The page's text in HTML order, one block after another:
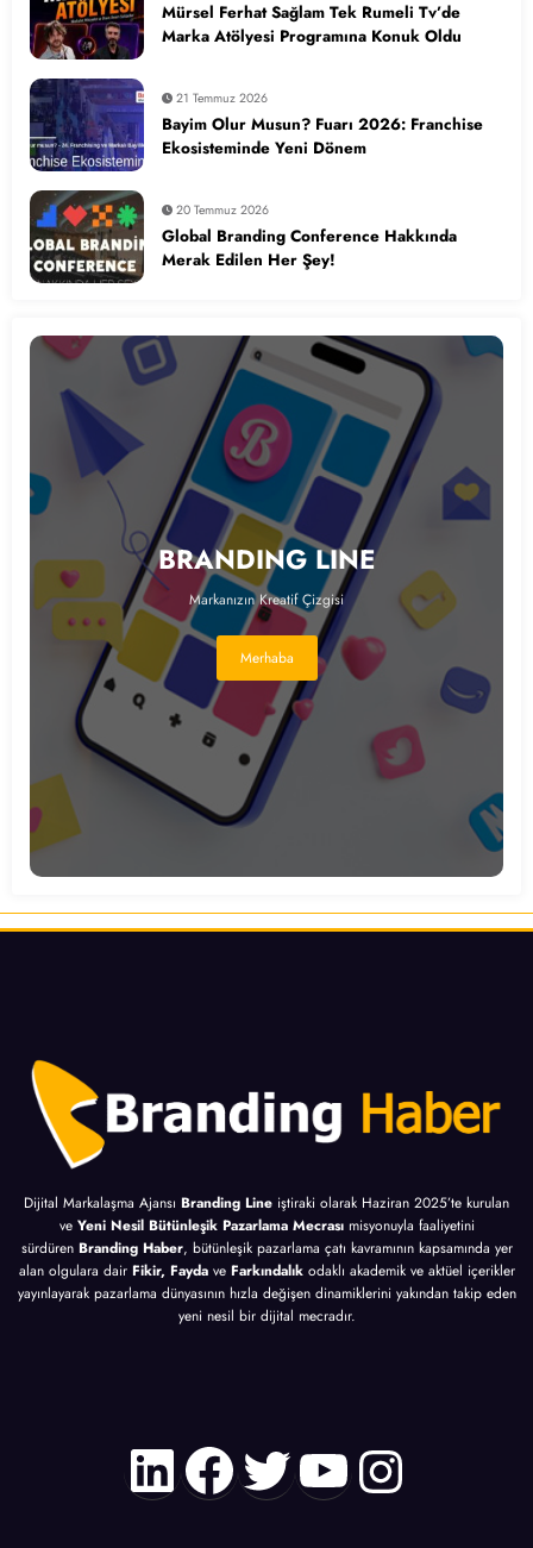
Mürsel Ferhat Sağlam Tek Rumeli Tv’de
Marka Atölyesi Programına Konuk Oldu
21 Temmuz 2026
Bayim Olur Musun? Fuarı 2026: Franchise
Ekosisteminde Yeni Dönem
20 Temmuz 2026
Global Branding Conference Hakkında
Merak Edilen Her Şey!
BRANDING LINE
Markanızın Kreatif Çizgisi
Merhaba
Dijital Markalaşma Ajansı Branding Line iştiraki olarak Haziran 2025’te kurulan
ve Yeni Nesil Bütünleşik Pazarlama Mecrası misyonuyla faaliyetini
sürdüren Branding Haber, bütünleşik pazarlama çatı kavramının kapsamında yer
alan olgulara dair Fikir, Fayda ve Farkındalık odaklı akademik ve aktüel içerikler
yayınlayarak pazarlama dünyasının hızla değişen dinamiklerini yakından takip eden
yeni nesil bir dijital mecradır.
LinkedIn
Facebook
Twitter
YouTube